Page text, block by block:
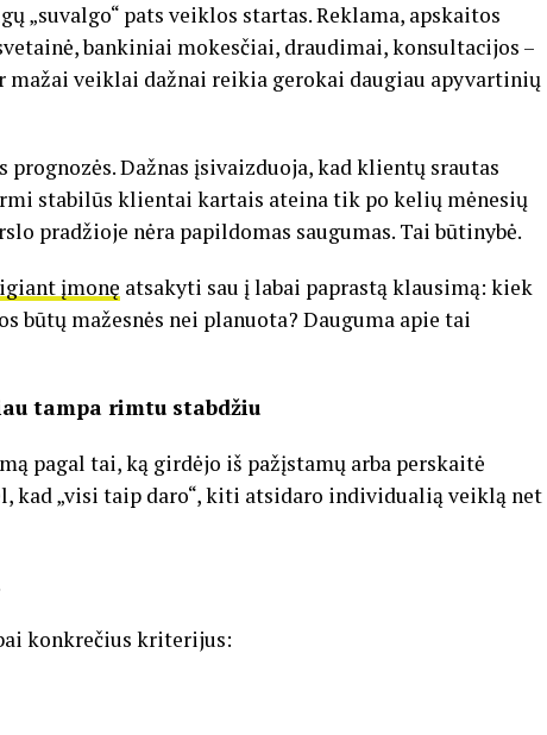
„suvalgo“ pats veiklos startas. Reklama, apskaitos
bankiniai mokesčiai, draudimai, konsultacijos –
veiklai dažnai reikia gerokai daugiau apyvartinių
Dažnas įsivaizduoja, kad klientų srautas
stabilūs klientai kartais ateina tik po kelių mėnesių
pradžioje nėra papildomas saugumas. Tai būtinybė.
įmonę atsakyti sau į labai paprastą klausimą: kiek
būtų mažesnės nei planuota? Dauguma apie tai
tampa rimtu stabdžiu
pagal tai, ką girdėjo iš pažįstamų arba perskaitė
kad „visi taip daro“, kiti atsidaro individualią veiklą net
konkrečius kriterijus: